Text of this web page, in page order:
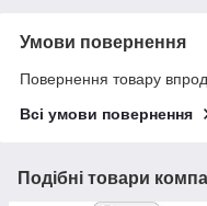
Умови повернення
Повернення товару
Всі умови повернення
Подібні товари